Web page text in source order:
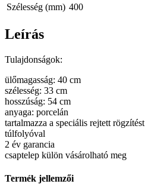
Szélesség (mm) 400
Leírás
Tulajdonságok:
ülőmagasság: 40 cm
szélesség: 33 cm
hosszúság: 54 cm
anyaga: porcelán
tartalmazza a speciális rejtett rögzítést
túlfolyóval
2 év garancia
csaptelep külön vásárolható meg
Termék jellemzői